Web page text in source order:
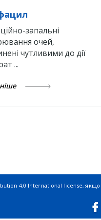
запальні
очей,
чутливими до дії
...
4.0 International license, якщо